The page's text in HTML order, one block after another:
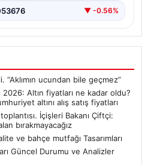
▼ -0.56%
ucundan bile geçmez”
2026: Altın fiyatları ne kadar oldu?
altını alış satış fiyatları
İçişleri Bakanı Çiftçi:
bırakmayacağız
ve bahçe mutfağı Tasarımları
Güncel Durumu ve Analizler